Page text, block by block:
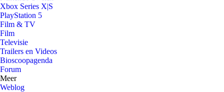
Xbox Series X|S
PlayStation 5
Film & TV
Film
Televisie
Trailers en Videos
Bioscoopagenda
Forum
Meer
Weblog